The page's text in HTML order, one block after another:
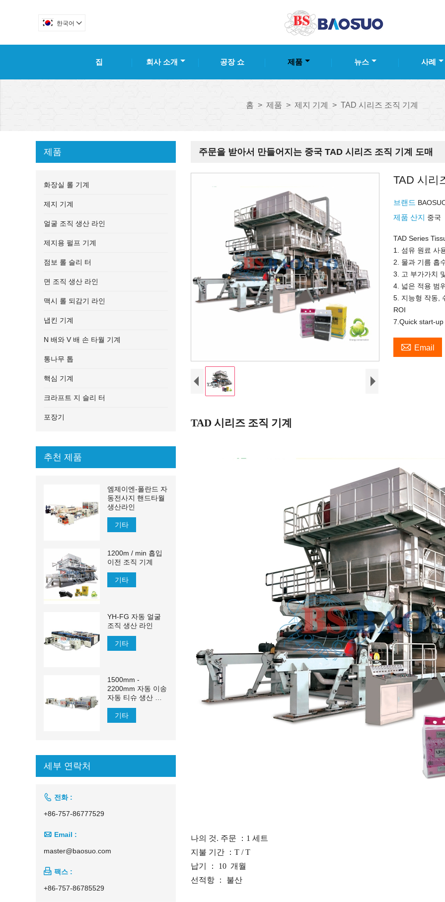
한국어 
집 회사 소개 공장 쇼 제품 뉴스 사례
홈 > 제품 > 제지 기계 > TAD 시리즈 조직 기계
주문을 받아서 만들어지는 중국 TAD 시리즈 조직 기계 도매
TAD 시리
브랜드
제품 산지 중국
TAD Series
1. 섬유 원료 사
2. 물과 기름 흡
3. 고 부가가치
4. 넓은 적용 범
5. 지능형 작동,
ROI
7.Quick start-up
 Email
TAD 시리즈 조직 기계
나의 것. 주문 ： 1 세트
지불 기간
： T / T
납기
： 10 개월
선적항
： 불산
제품
화장실 롤 기계
제지 기계
얼굴 조직 생산 라인
제지용 펄프 기계
점보 롤 슬리 터
면 조직 생산 라인
맥시 롤 되감기 라인
냅킨 기계
N 배와 V 배 손 타월 기계
통나무 톱
핵심 기계
크라프트 지 슬리 터
포장기
추천 제품
엠제이엔-폴란드 자
동전사지 핸드타월
생산라인
기타
1200m / min 흡입
이전 조직 기계
기타
YH-FG 자동 얼굴
조직 생산 라인
기타
1500mm -
2200mm 자동 이송
자동 티슈 생산 라
인
기타
세부 연락처
 전화 :
+86-757-86777529
 Email :
master@baosuo.com
 팩스 :
+86-757-86785529